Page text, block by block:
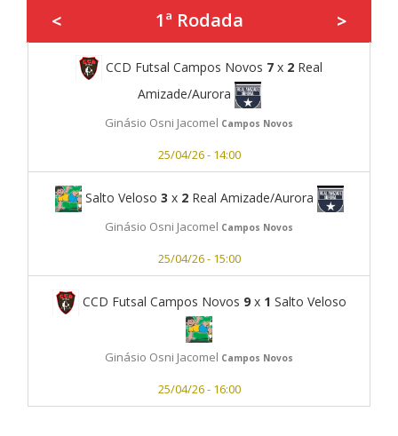
< 1ª Rodada >
CCD Futsal Campos Novos 7 x 2 Real
Amizade/Aurora
Ginásio Osni Jacomel Campos Novos
25/04/26 - 14:00
Salto Veloso 3 x 2Real Amizade/Aurora
Ginásio Osni Jacomel Campos Novos
25/04/26 - 15:00
CCD Futsal Campos Novos 9x 1 Salto Veloso
Ginásio Osni Jacomel Campos Novos
25/04/26 - 16:00